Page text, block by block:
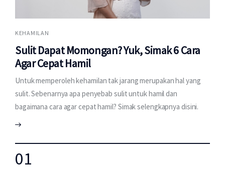
KEHAMILAN
Sulit Dapat Momongan? Yuk, Simak 6 Cara
Agar Cepat Hamil
Untuk memperoleh kehamilan tak jarang merupakan hal yang
sulit. Sebenarnya apa penyebab sulit untuk hamil dan
bagaimana cara agar cepat hamil? Simak selengkapnya disini.
01